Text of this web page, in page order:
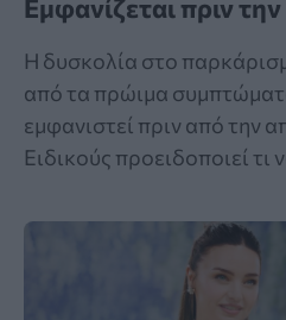
Εμφανίζεται πριν
Η δυσκολία στο
από τα πρώιμα
εμφανιστεί πριν από την
Ειδικούς προειδοποιεί τι